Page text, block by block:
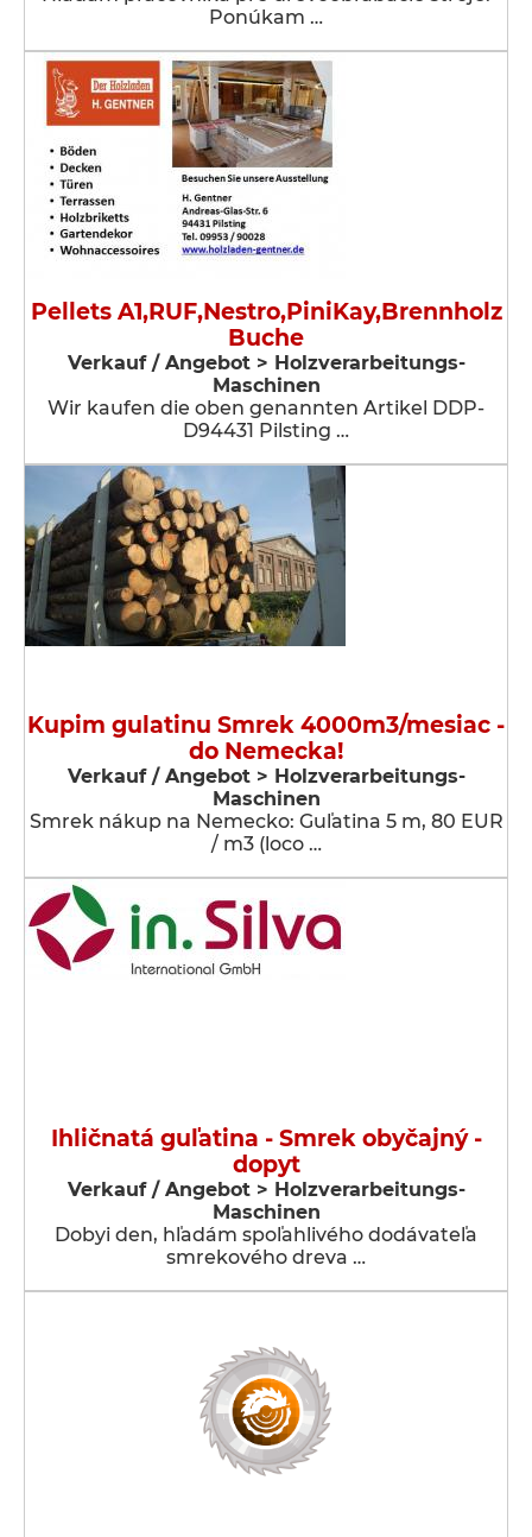
Ponúkam …
Pellets A1,RUF,Nestro,PiniKay,Brennholz
Buche
Verkauf / Angebot > Holzverarbeitungs-
Maschinen
Wir kaufen die oben genannten Artikel DDP-
D94431 Pilsting …
Kupim gulatinu Smrek 4000m3/mesiac -
do Nemecka!
Verkauf / Angebot > Holzverarbeitungs-
Maschinen
Smrek nákup na Nemecko: Guľatina 5 m, 80 EUR
/ m3 (loco …
Ihličnatá guľatina - Smrek obyčajný -
dopyt
Verkauf / Angebot > Holzverarbeitungs-
Maschinen
Dobyi den, hľadám spoľahlivého dodávateľa
smrekového dreva …